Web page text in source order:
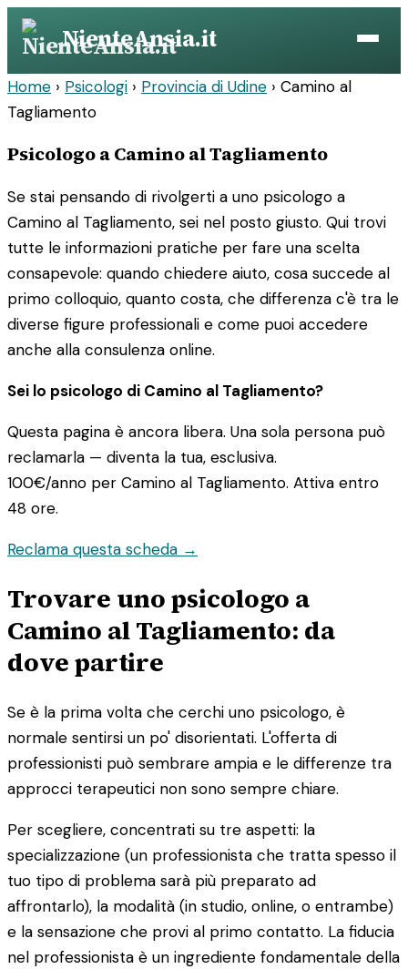
Vai
contenuto
NienteAnsia.it
Home › Psicologi › Provincia di Udine › Camino al
Tagliamento
Psicologo a Camino al Tagliamento
Se stai pensando di rivolgerti a uno psicologo a
Camino al Tagliamento, sei nel posto giusto. Qui trovi
tutte le informazioni pratiche per fare una scelta
consapevole: quando chiedere aiuto, cosa succede al
primo colloquio, quanto costa, che differenza c'è tra le
diverse figure professionali e come puoi accedere
anche alla consulenza online.
Sei lo psicologo di Camino al Tagliamento?
Questa pagina è ancora libera. Una sola persona può
reclamarla — diventa la tua, esclusiva.
100€/anno per Camino al Tagliamento. Attiva entro
48 ore.
Reclama questa scheda →
Trovare uno psicologo a
Camino al Tagliamento: da
dove partire
Se è la prima volta che cerchi uno psicologo, è
normale sentirsi un po' disorientati. L'offerta di
professionisti può sembrare ampia e le differenze tra
approcci terapeutici non sono sempre chiare.
Per scegliere, concentrati su tre aspetti: la
specializzazione (un professionista che tratta spesso il
tuo tipo di problema sarà più preparato ad
affrontarlo), la modalità (in studio, online, o entrambe)
e la sensazione che provi al primo contatto. La fiducia
nel professionista è un ingrediente fondamentale della